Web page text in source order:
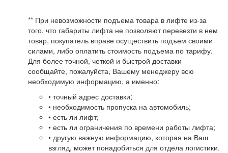
** При невозможности подъема товара в лифте из-за
того, что габариты лифта не позволяют перевезти в нем
товар, покупатель вправе осуществить подъем своими
силами, либо оплатить стоимость подъема по тарифу.
Для более точной, четкой и быстрой доставки
сообщайте, пожалуйста, Вашему менеджеру всю
необходимую информацию, а именно:
• точный адрес доставки;
• необходимость пропуска на автомобиль;
• есть ли лифт;
• есть ли ограничения по времени работы лифта;
• другую важную информацию, которая на Ваш
взгляд, может понадобиться для отдела логистики.